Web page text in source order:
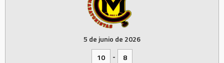
5 de junio de 2026
10
-
8